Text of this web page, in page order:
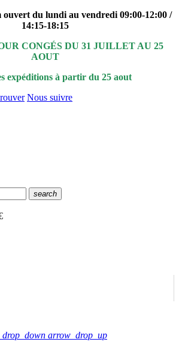
du lundi au vendredi 09:00-12:00 /
14:15-18:15
CONGÉS DU 31 JUILLET AU 25
AOUT
expéditions à partir du 25 aout
Nous suivre
search
arrow_drop_up